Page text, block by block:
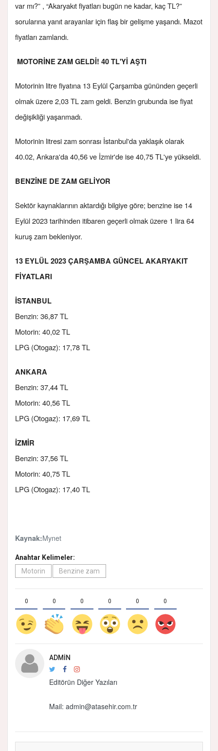
var mı?” , “Akaryakıt fiyatları bugün ne kadar, kaç TL?”
sorularına yanıt arayanlar için flaş bir gelişme yaşandı. Mazot
fiyatları zamlandı.
MOTORİNE ZAM GELDİ! 40 TL'Yİ AŞTI
Motorinin litre fiyatına 13 Eylül Çarşamba gününden geçerli
olmak üzere 2,03 TL zam geldi. Benzin grubunda ise fiyat
değişikliği yaşanmadı.
Motorinin litresi zam sonrası İstanbul'da yaklaşık olarak
40.02, Ankara'da 40,56 ve İzmir'de ise 40,75 TL'ye yükseldi.
BENZİNE DE ZAM GELİYOR
Sektör kaynaklarının aktardığı bilgiye göre; benzine ise 14
Eylül 2023 tarihinden itibaren geçerli olmak üzere 1 lira 64
kuruş zam bekleniyor.
13 EYLÜL 2023 ÇARŞAMBA GÜNCEL AKARYAKIT
FİYATLARI
İSTANBUL
Benzin: 36,87 TL
Motorin: 40,02 TL
LPG (Otogaz): 17,78 TL
ANKARA
Benzin: 37,44 TL
Motorin: 40,56 TL
LPG (Otogaz): 17,69 TL
İZMİR
Benzin: 37,56 TL
Motorin: 40,75 TL
LPG (Otogaz): 17,40 TL
Kaynak:Mynet
Anahtar Kelimeler:
Motorin
Benzine zam
0 0 0 0 0 0
ADMIN
Editörün Diğer Yazıları
Mail: admin@atasehir.com.tr